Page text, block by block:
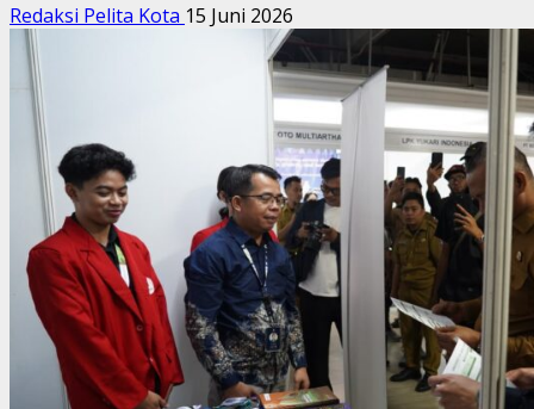
Redaksi Pelita Kota 15 Juni 2026